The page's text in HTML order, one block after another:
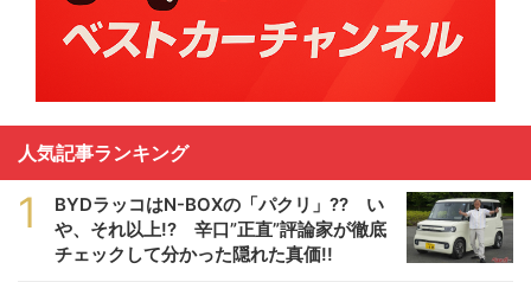
人気記事ランキング
1
BYDラッコはN-BOXの「パクリ」?? い
や、それ以上!? 辛口”正直”評論家が徹底
チェックして分かった隠れた真価!!